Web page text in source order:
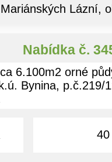
Lázní,
Nabídka č.
6.100m2 orné
Bynina, p.č.219/